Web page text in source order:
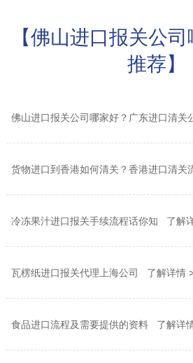
【佛山进口报关公
推荐】
佛山进口报关公司哪家好？广东进口清
货物进口到香港如何清关？香港进口清
冷冻果汁进口报关手续流程话你知 了解
瓦楞纸进口报关代理上海公司 了解详情
食品进口流程及需要提供的资料 了解详